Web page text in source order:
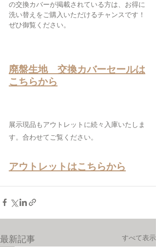
の交換カバーが掲載されている方は、お得に
洗い替えをご購入いただけるチャンスです！
ぜひ御覧ください。
廃盤生地　交換カバーセールは
こちらから
展示現品もアウトレットに続々入庫いたしま
す。合わせてご覧ください。
アウトレットはこちらから
最新記事 すべて表示